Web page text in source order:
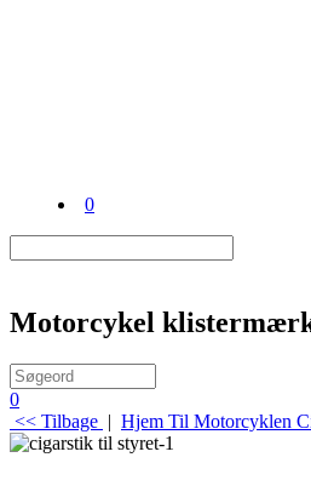
0
Motorcykel
0
<< Tilbage | Hjem Til Motorcyklen